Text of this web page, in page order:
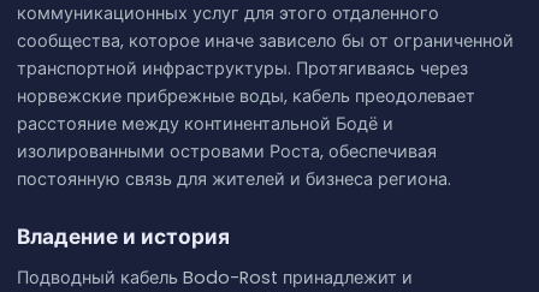
коммуникационных услуг для этого отдаленного
сообщества, которое иначе зависело бы от ограниченной
транспортной инфраструктуры. Протягиваясь через
норвежские прибрежные воды, кабель преодолевает
расстояние между континентальной Бодё и
изолированными островами Роста, обеспечивая
постоянную связь для жителей и бизнеса региона.
Владение и история
Подводный кабель Bodo-Rost принадлежит и